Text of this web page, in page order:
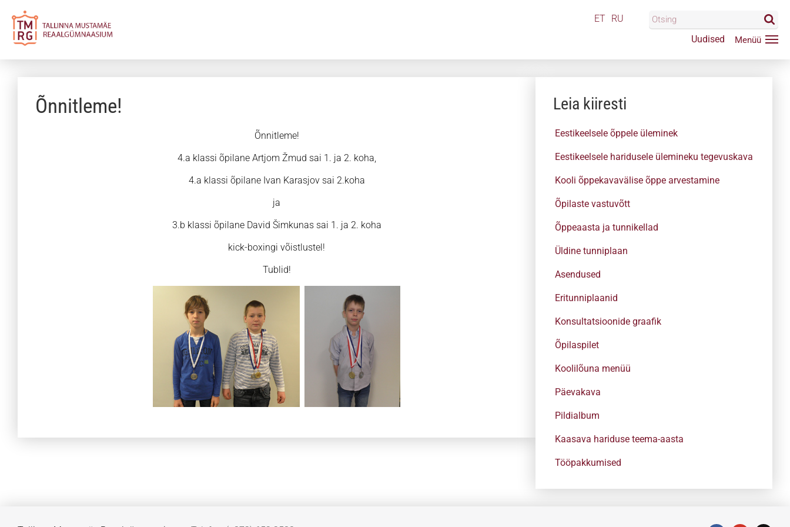
ET RU
Uudised
Õnnitleme!
Õnnitleme!
4.a klassi õpilane Artjom Žmud sai 1. ja 2. koha,
4.а klassi õpilane Ivan Karasjov sai 2.koha
ja
3.b klassi õpilane David Šimkunas sai 1. ja 2. koha
kick-boxingi võistlustel!
Tublid!
Leia kiiresti
Eestikeelsele õppele üleminek
Eestikeelsele haridusele ülemineku tegevuskava
Kooli õppekavavälise õppe arvestamine
Õpilaste vastuvõtt
Õppeaasta ja tunnikellad
Üldine tunniplaan
Asendused
Eritunniplaanid
Konsultatsioonide graafik
Õpilaspilet
Koolilõuna menüü
Päevakava
Pildialbum
Kaasava hariduse teema-aasta
Tööpakkumised